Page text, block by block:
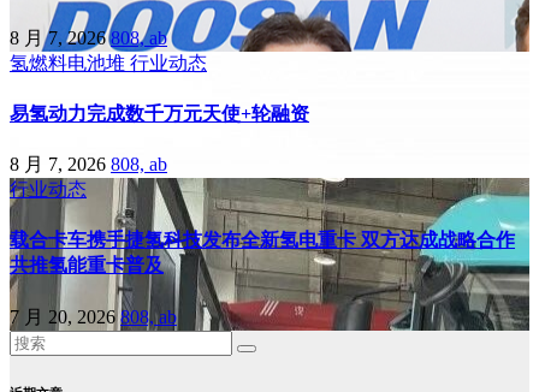
8 月 7, 2026808, ab
氢燃料电池堆 行业动态
易氢动力完成数千万元天使+轮融资
8 月 7, 2026 808, ab
行业动态
载合卡车携手捷氢科技发布全新氢电重卡 双方达成战略合作
共推氢能重卡普及
7 月 20, 2026808, ab